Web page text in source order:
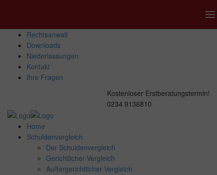
Rechtsanwalt
Downloads
Niederlassungen
Kontakt
Ihre Fragen
Kostenloser Erstberatungstermin!
0234 9136810
Home
Schuldenvergleich
Der Schuldenvergleich
Gerichtlicher Vergleich
Außergerichtlicher Vergleich